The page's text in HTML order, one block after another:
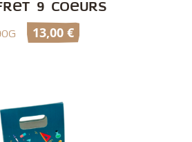
9 coeurs
13,00 €